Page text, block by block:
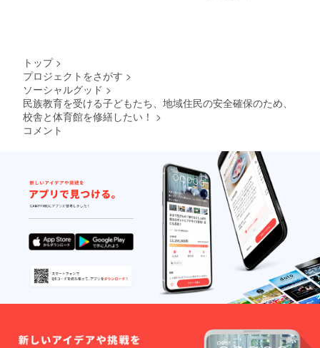
トップ >
プロジェクトをさがす >
ソーシャルグッド >
民族教育を受ける子どもたち、地域住民の安全確保のため、
校舎と体育館を修繕したい！ >
コメント